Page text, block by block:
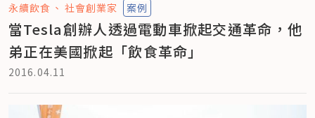
永續飲食 社會創業家 案例
當Tesla創辦人透過電動車掀起交通革命，他
弟正在美國掀起「飲食革命」
2016.04.11